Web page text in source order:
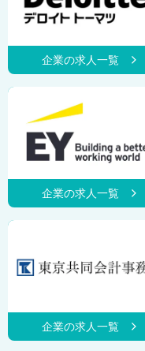
企業の求人一覧
企業の求人一覧
企業の求人一覧